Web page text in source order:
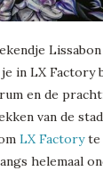
in LX Factory
en de
van de
LX Factoryte
helemaal